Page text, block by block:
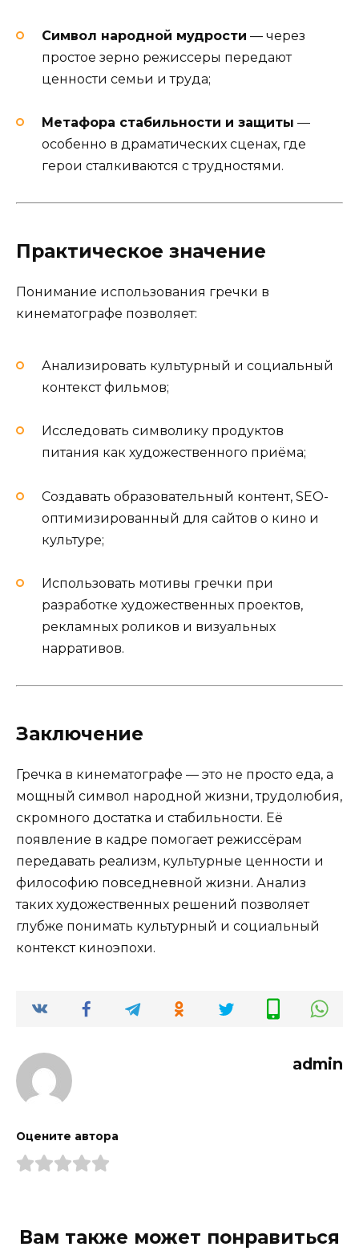
Символ народной мудрости — через
простое зерно режиссеры передают
ценности семьи и труда;
Метафора стабильности и защиты —
особенно в драматических сценах, где
герои сталкиваются с трудностями.
Практическое значение
Понимание использования гречки в
кинематографе позволяет:
Анализировать культурный и социальный
контекст фильмов;
Исследовать символику продуктов
питания как художественного приёма;
Создавать образовательный контент, SEO-
оптимизированный для сайтов о кино и
культуре;
Использовать мотивы гречки при
разработке художественных проектов,
рекламных роликов и визуальных
нарративов.
Заключение
Гречка в кинематографе — это не просто еда, а
мощный символ народной жизни, трудолюбия,
скромного достатка и стабильности. Её
появление в кадре помогает режиссёрам
передавать реализм, культурные ценности и
философию повседневной жизни. Анализ
таких художественных решений позволяет
глубже понимать культурный и социальный
контекст киноэпохи.
admin
Оцените автора
Вам также может понравиться